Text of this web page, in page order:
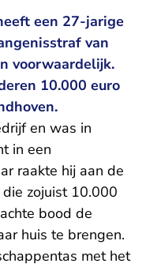
een 27-jarige
van
voorwaardelijk.
10.000 euro
en was in
in een
raakte hij aan de
zojuist 10.000
bood de
huis te brengen.
met het